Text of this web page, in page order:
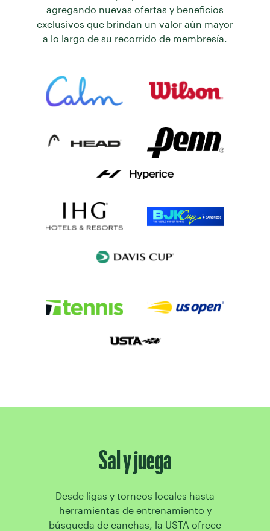
agregando nuevas ofertas y beneficios
exclusivos que brindan un valor aún mayor
a lo largo de su recorrido de membresía.
Sal y juega
Desde ligas y torneos locales hasta
herramientas de entrenamiento y
búsqueda de canchas, la USTA ofrece